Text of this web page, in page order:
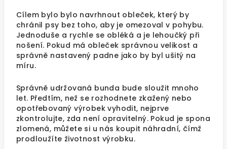
Cílem bylo bylo navrhnout obleček, který by
chránil psy bez toho, aby je omezoval v pohybu.
Jednoduše a rychle se obléká a je lehoučký při
nošení. Pokud má obleček správnou velikost a
správně nastavený padne jako by byl ušitý na
míru.
Správně udržovaná bunda bude sloužit mnoho
let. Předtím, než se rozhodnete zkažený nebo
opotřebovaný výrobek vyhodit, nejprve
zkontrolujte, zda není opravitelný. Pokud je spona
zlomená, můžete si u nás koupit náhradní, čímž
prodloužíte životnost výrobku.